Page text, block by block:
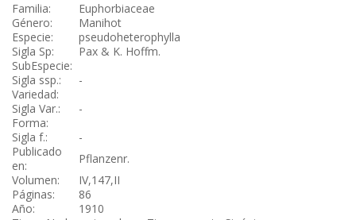
Familia:
Euphorbiaceae
Género:
Manihot
Especie:
pseudoheterophylla
Sigla Sp:
Pax & K. Hoffm.
SubEspecie:
Sigla ssp.:
-
Variedad:
Sigla Var.:
-
Forma:
Sigla f.:
-
Publicado
en:
Pflanzenr.
Volumen:
IV,147,II
Páginas:
86
Año:
1910